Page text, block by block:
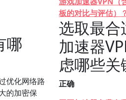
哪
优化网络路
的加密保
板的对比与评估）
选取最合
加速器
虑哪些关
正确